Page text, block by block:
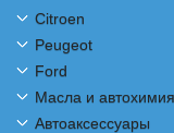
Citroen
Peugeot
Ford
Масла и автохимия
Автоаксессуары